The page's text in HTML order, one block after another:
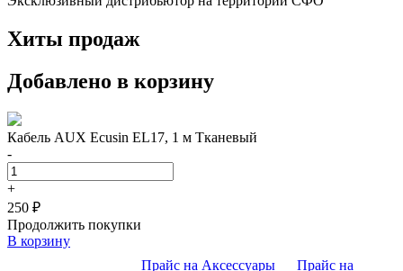
Хиты продаж
Добавлено в корзину
Кабель AUX Ecusin EL17, 1 м Тканевый
-
+
250 ₽
Продолжить покупки
В корзину
Прайс на Аксессуары
Прайс на